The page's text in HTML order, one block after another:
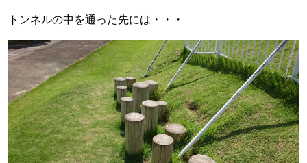
トンネルの中を通った先には・・・